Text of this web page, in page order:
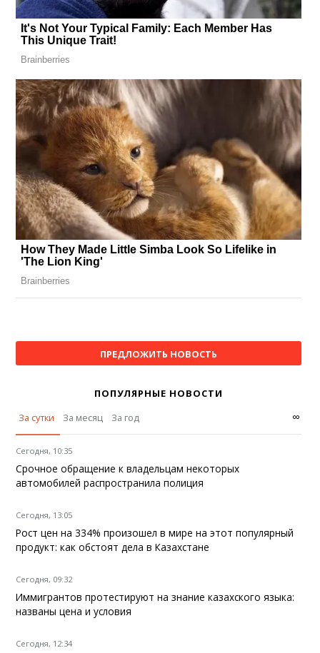
ПРЕДЛОЖИТЬ НОВОСТЬ
ПОПУЛЯРНЫЕ НОВОСТИ
За сутки
За месяц За год ∞
Сегодня, 10:35
Срочное обращение к владельцам некоторых
автомобилей распространила полиция
Сегодня, 13:05
Рост цен на 334% произошел в мире на этот популярный
продукт: как обстоят дела в Казахстане
Сегодня, 09:32
Иммигрантов протестируют на знание казахского языка:
названы цена и условия
Сегодня, 12:34